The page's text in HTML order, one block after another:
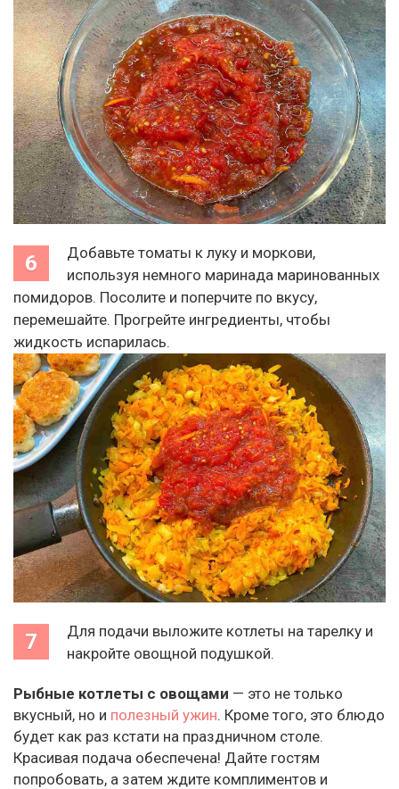
Добавьте томаты к луку и моркови,
используя немного маринада маринованных
помидоров. Посолите и поперчите по вкусу,
перемешайте. Прогрейте ингредиенты, чтобы
жидкость испарилась.
Для подачи выложите котлеты на тарелку и
накройте овощной подушкой.
Рыбные котлеты с овощами — это не только
вкусный, но и полезный ужин. Кроме того, это блюдо
будет как раз кстати на праздничном столе.
Красивая подача обеспечена! Дайте гостям
попробовать, а затем ждите комплиментов и